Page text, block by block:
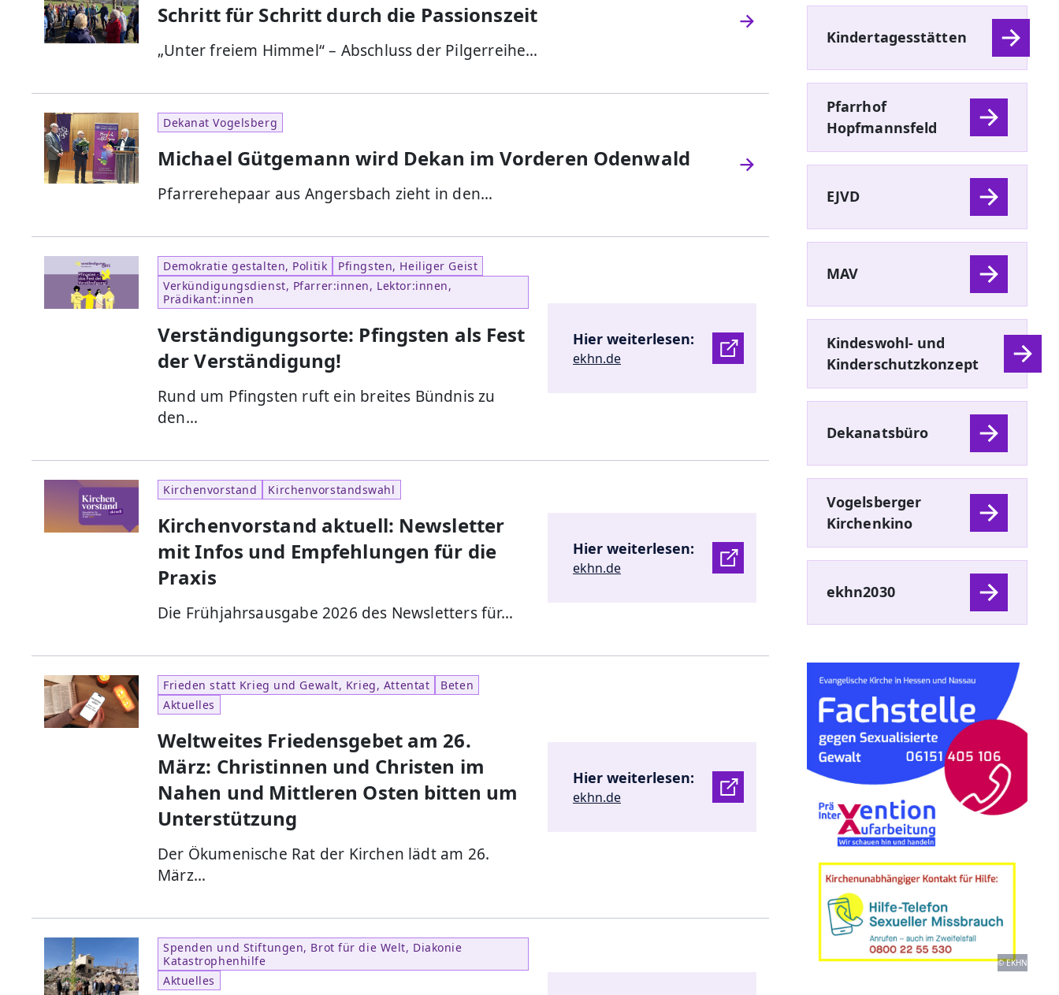
Schritt für Schritt durch die Passionszeit
„Unter freiem Himmel“ – Abschluss der Pilgerreihe…
Dekanat Vogelsberg
Michael Gütgemann wird Dekan im Vorderen Odenwald
Pfarrerehepaar aus Angersbach zieht in den…
Demokratie gestalten, Politik
Pfingsten, Heiliger Geist
Verkündigungsdienst, Pfarrer:innen, Lektor:innen,
Prädikant:innen
Verständigungsorte: Pfingsten als Fest
der Verständigung!
Rund um Pfingsten ruft ein breites Bündnis zu
den…
Hier weiterlesen:
ekhn.de
Kirchenvorstand Kirchenvorstandswahl
Kirchenvorstand aktuell: Newsletter
mit Infos und Empfehlungen für die
Praxis
Die Frühjahrsausgabe 2026 des Newsletters für…
Hier weiterlesen:
ekhn.de
Frieden statt Krieg und Gewalt, Krieg, Attentat
Beten
Aktuelles
Weltweites Friedensgebet am 26.
März: Christinnen und Christen im
Nahen und Mittleren Osten bitten um
Unterstützung
Der Ökumenische Rat der Kirchen lädt am 26.
März…
Hier weiterlesen:
ekhn.de
Spenden und Stiftungen, Brot für die Welt, Diakonie
Katastrophenhilfe
Aktuelles
Kindertagesstätten
Pfarrhof
Hopfmannsfeld
EJVD
MAV
Kindeswohl- und
Kinderschutzkonzept
Dekanatsbüro
Vogelsberger
Kirchenkino
ekhn2030
© EKHN